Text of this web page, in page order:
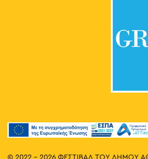
© 2022 - 2026 ΦΕΣΤΙΒΑΛ ΤΟΥ ΔΗΜΟΥ